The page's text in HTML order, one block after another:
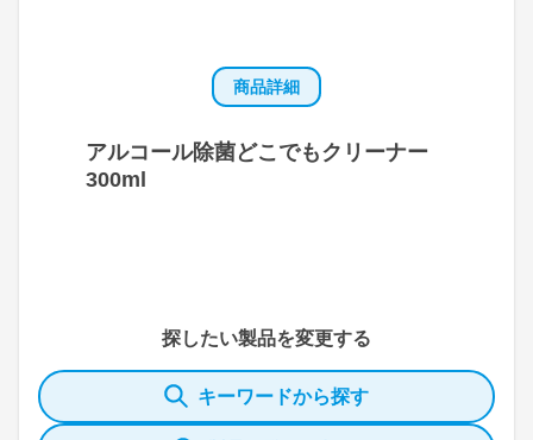
商品詳細
アルコール除菌どこでもクリーナー
300ml
探したい製品を変更する
キーワードから探す